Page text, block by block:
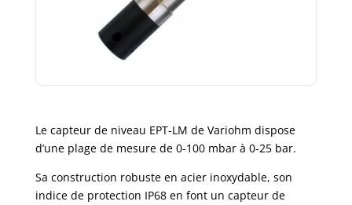
Le capteur de niveau EPT-LM de Variohm dispose
d’une plage de mesure de 0-100 mbar à 0-25 bar.
Sa construction robuste en acier inoxydable, son
indice de protection IP68 en font un capteur de